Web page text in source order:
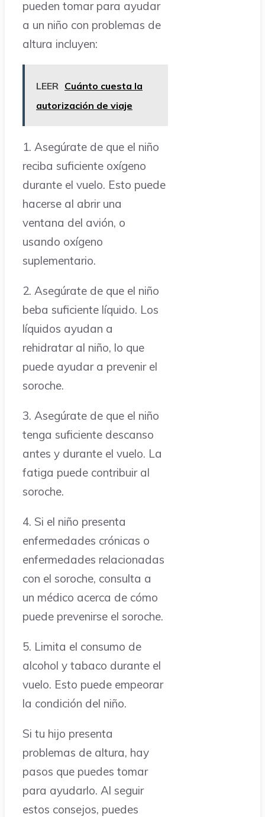
pueden tomar para ayudar
a un niño con problemas de
altura incluyen:
LEER Cuánto cuesta la
autorización de viaje
1. Asegúrate de que el niño
reciba suficiente oxígeno
durante el vuelo. Esto puede
hacerse al abrir una
ventana del avión, o
usando oxígeno
suplementario.
2. Asegúrate de que el niño
beba suficiente líquido. Los
líquidos ayudan a
rehidratar al niño, lo que
puede ayudar a prevenir el
soroche.
3. Asegúrate de que el niño
tenga suficiente descanso
antes y durante el vuelo. La
fatiga puede contribuir al
soroche.
4. Si el niño presenta
enfermedades crónicas o
enfermedades relacionadas
con el soroche, consulta a
un médico acerca de cómo
puede prevenirse el soroche.
5. Limita el consumo de
alcohol y tabaco durante el
vuelo. Esto puede empeorar
la condición del niño.
Si tu hijo presenta
problemas de altura, hay
pasos que puedes tomar
para ayudarlo. Al seguir
estos consejos, puedes